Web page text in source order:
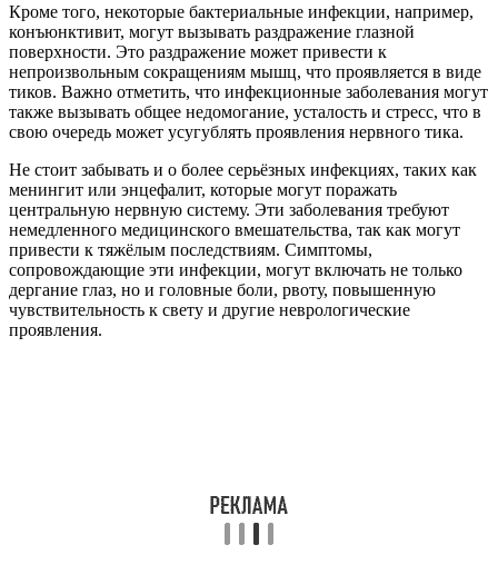
Кроме того, некоторые бактериальные инфекции, например,
конъюнктивит, могут вызывать раздражение глазной
поверхности. Это раздражение может привести к
непроизвольным сокращениям мышц, что проявляется в виде
тиков. Важно отметить, что инфекционные заболевания могут
также вызывать общее недомогание, усталость и стресс, что в
свою очередь может усугублять проявления нервного тика.
Не стоит забывать и о более серьёзных инфекциях, таких как
менингит или энцефалит, которые могут поражать
центральную нервную систему. Эти заболевания требуют
немедленного медицинского вмешательства, так как могут
привести к тяжёлым последствиям. Симптомы,
сопровождающие эти инфекции, могут включать не только
дергание глаз, но и головные боли, рвоту, повышенную
чувствительность к свету и другие неврологические
проявления.